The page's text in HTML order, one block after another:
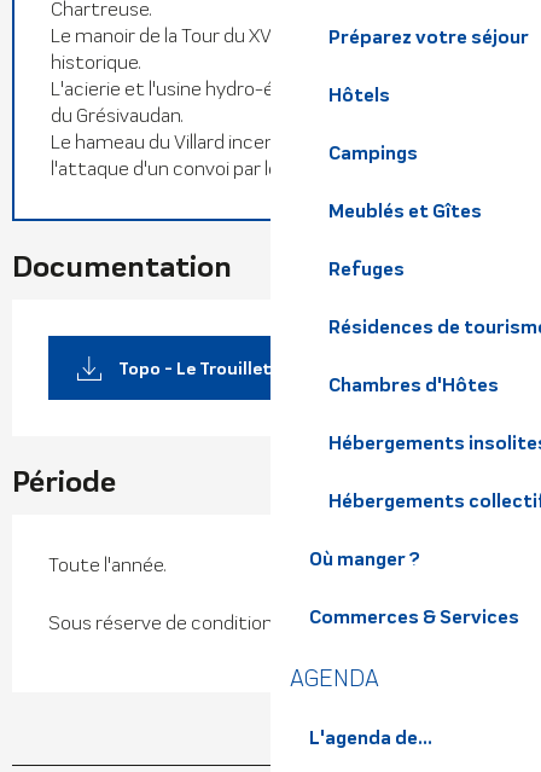
Préparez votre séjour
Hôtels
Campings
Meublés et Gîtes
Refuges
Résidences de
Chambres d'Hôtes
Hébergements
Hébergements
Où manger ?
Commerces & Services
AGENDA
L'agenda de...
Chartreuse.
Le manoir de la Tour du XVe siècle, Monument
historique.
L'acierie et l'usine hydro-électrique dans la plaine
du Grésivaudan.
Le hameau du Villard incendié en 1944, après
l'attaque d'un convoi par les maquisards.
Documentation
Topo - Le Trouillet - Le Villard
Période
Toute l'année.
Sous réserve de conditions météo favorables.